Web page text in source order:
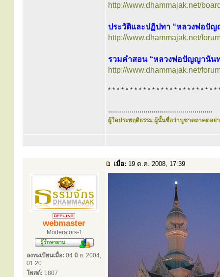
http://www.dhammajak.net/
ประวัติและปฏิปทา “หลวงพ่อปั
http://www.dhammajak.net/
รวมคำสอน “หลวงพ่อปัญญานัน
http://www.dhammajak.net/
* * * * * * * * * * * * * * * * * * * * * * * * *
.....................................................
ผู้ใดประพฤติธรรม ผู้นั้นชื่อว่าบูชาตถาคตอย่า
เมื่อ: 19 ต.ค. 2008, 17:39
webmaster
Moderators-1
ลงทะเบียนเมื่อ: 04 มิ.ย. 2004,
01:20
โพสต์: 1807